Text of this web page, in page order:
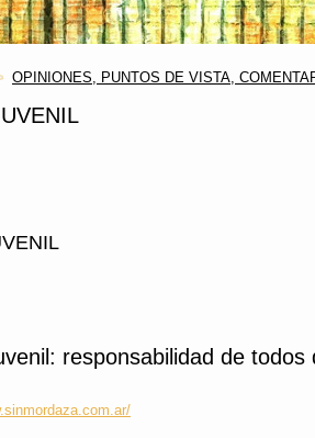
OPINIONES, PUNTOS DE VISTA,
responsabilidad de